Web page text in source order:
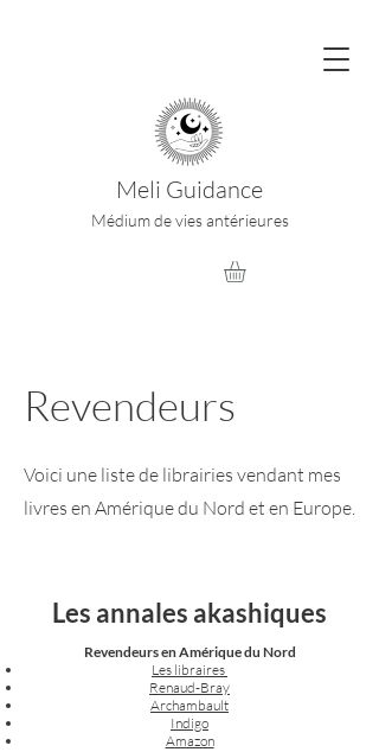
Meli Guidance
Médium de vies antérieures
Revendeurs
Voici une liste de librairies vendant mes
livres en Amérique du Nord et en Europe.
Les annales akashiques
Revendeurs en Amérique du Nord
Les libraires
Renaud-Bray
Archambault
Indigo
Amazon